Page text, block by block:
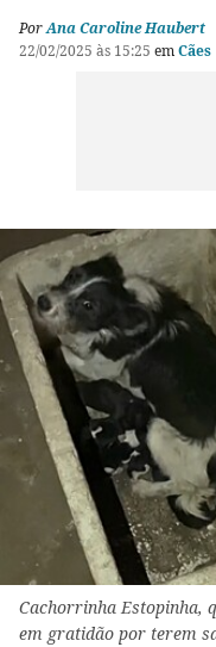
PorAna Caroline Haubert
22/02/2025 às 15:25 emCães
Cachorrinha Estopinha,
em gratidão por terem